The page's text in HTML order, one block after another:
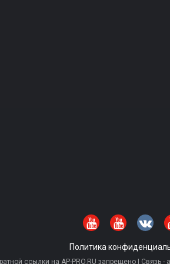
Политика
ссылки на AP-PRO.RU запрещено | Связь